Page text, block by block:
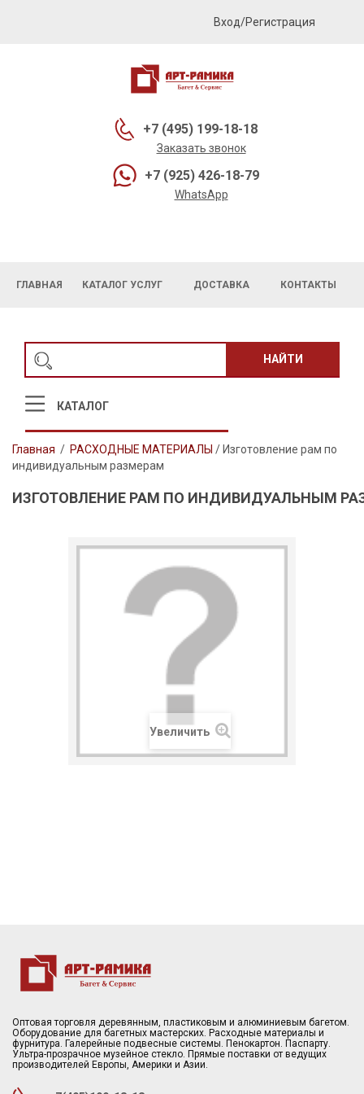
Вход/Регистрация
+7 (495) 199-18-18
Заказать звонок
+7 (925) 426-18-79
WhatsApp
ГЛАВНАЯ КАТАЛОГ УСЛУГ ДОСТАВКА КОНТАКТЫ
НАЙТИ
КАТАЛОГ
Главная / РАСХОДНЫЕ МАТЕРИАЛЫ / Изготовление рам по
индивидуальным размерам
ИЗГОТОВЛЕНИЕ РАМ ПО ИНДИВИДУАЛЬНЫМ
Увеличить
Оптовая торговля деревянным, пластиковым и алюминиевым багетом.
Оборудование для багетных мастерских. Расходные материалы и
фурнитура. Галерейные подвесные системы. Пенокартон. Паспарту.
Ультра-прозрачное музейное стекло. Прямые поставки от ведущих
производителей Европы, Америки и Азии.